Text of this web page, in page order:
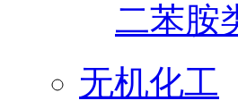
二苯胺
无机化工